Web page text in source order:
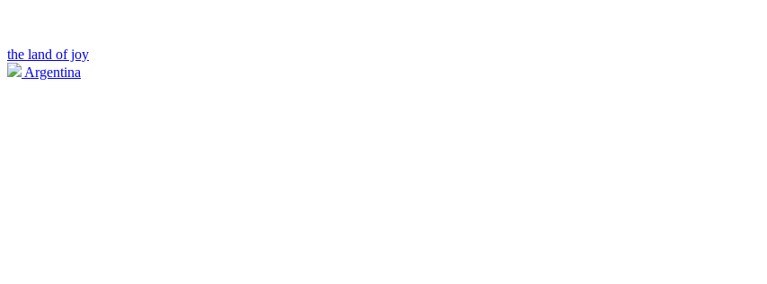
the land of joy
Argentina